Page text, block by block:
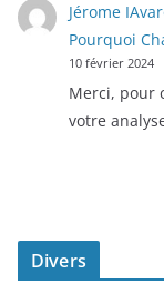
Jérome
Pourquoi
10 février 2024
Merci, pour
votre
Divers